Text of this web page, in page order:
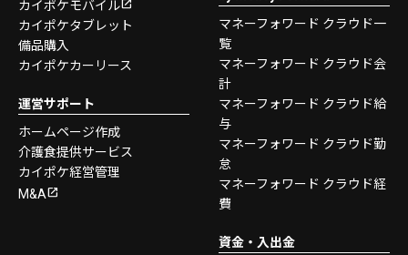
カイポケモバイル
カイポケタブレット
備品購入
カイポケカーリース
運営サポート
ホームページ作成
介護食提供サービス
カイポケ経営管理
M&A
マネーフォワード クラウド一
覧
マネーフォワード クラウド会
計
マネーフォワード クラウド給
与
マネーフォワード クラウド勤
怠
マネーフォワード クラウド経
費
資金・入出金